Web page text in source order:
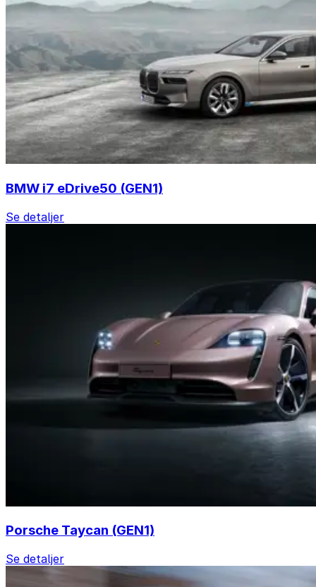
BMW i7 eDrive50 (GEN1)
Se detaljer
Porsche Taycan (GEN1)
Se detaljer